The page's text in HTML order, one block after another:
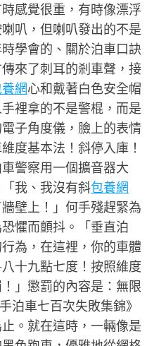
感覺很重，有時像漂浮
叭，但喇叭發出的不是
時學會的、關於泊車口訣
來了刺耳的剎車聲，接
網心和戴著白色安全帽
裡拿的不是警棍，而是
子角度儀，臉上的表情
度基本法！斜停入庫！
警察用一個擴音器大
我、我沒有斜包養網
壁上！」何手殘趕緊為
懼而顫抖。「垂直泊
為，在這裡，你的車體
十九點七度！按照維度
」懲罰的內容是：無限
泊車七百次失敗集錦》
。就在這時，一輛像是